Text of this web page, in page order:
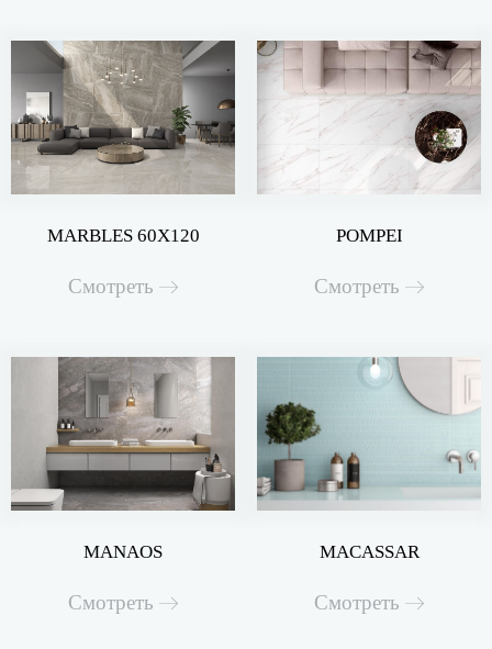
MARBLES 60X120
Смотреть
POMPEI
Смотреть
MANAOS
Смотреть
MACASSAR
Смотреть